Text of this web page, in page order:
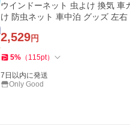
ウインドーネット 虫よけ 換気 車
け 防虫ネット 車中泊 グッズ 左右
2,529円
5% （ 115pt）
7日以内に発送
Only Good